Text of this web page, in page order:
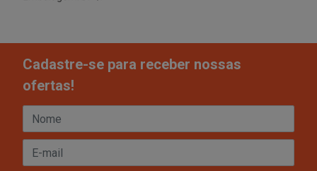
Cadastre-se para receber nossas
ofertas!